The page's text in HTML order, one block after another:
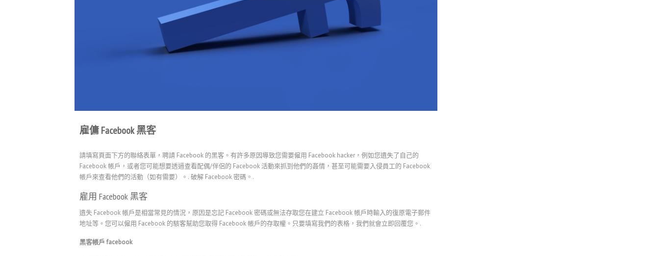
雇傭 Facebook 黑客
請填寫頁面下方的聯絡表單，聘請 Facebook 的黑客。有許多原因導致您需要僱用 Facebook hacker，例如您遺失了自己的
Facebook 帳戶，或者您可能想要透過查看配偶/伴侶的 Facebook 活動來抓到他們的姦情，甚至可能需要入侵員工的 Facebook
帳戶來查看他們的活動（如有需要）。. 破解 Facebook 密碼。.
雇用 Facebook 黑客
遺失 Facebook 帳戶是相當常見的情況，原因是忘記 Facebook 密碼或無法存取您在建立 Facebook 帳戶時輸入的復原電子郵件
地址等。您可以僱用 Facebook 的駭客幫助您取得 Facebook 帳戶的存取權。只要填寫我們的表格，我們就會立即回覆您。.
黑客帳戶 facebook